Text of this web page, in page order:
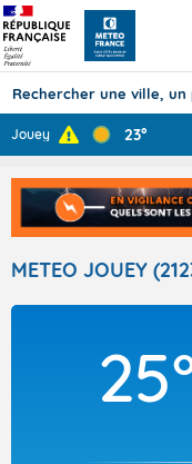
Jouey 23°
METEO JOUEY